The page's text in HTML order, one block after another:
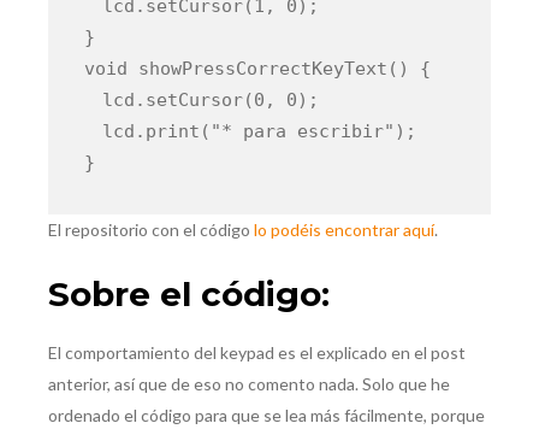
lcd.setCursor(1, 0);
}
void showPressCorrectKeyText() {
lcd.setCursor(0, 0);
lcd.print("* para escribir");
}
El repositorio con el código lo podéis encontrar aquí.
Sobre el código:
El comportamiento del keypad es el explicado en el post
anterior, así que de eso no comento nada. Solo que he
ordenado el código para que se lea más fácilmente, porque